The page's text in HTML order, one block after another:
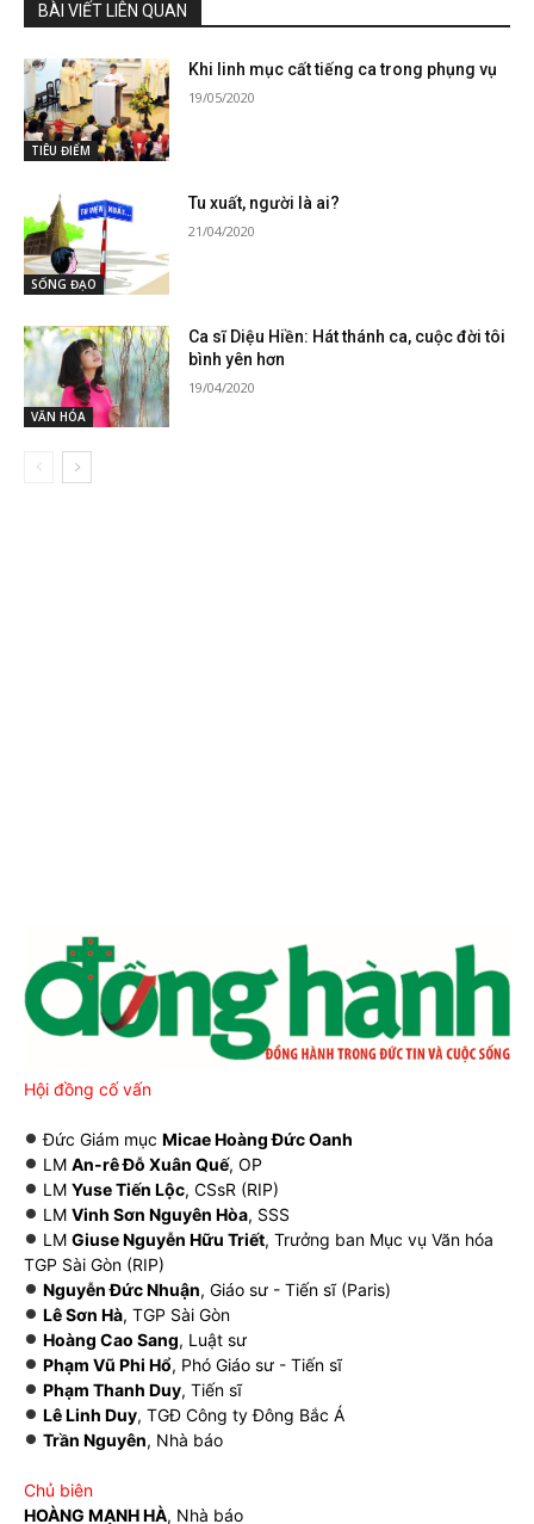
BÀI VIẾT LIÊN QUAN
TIÊU ĐIỂM
Khi linh mục cất tiếng ca trong phụng vụ
19/05/2020
SỐNG ĐẠO
Tu xuất, người là ai?
21/04/2020
VĂN HÓA
Ca sĩ Diệu Hiền: Hát thánh ca, cuộc đời tôi
bình yên hơn
19/04/2020
Hội đồng cố vấn
Đức Giám mục Micae Hoàng Đức Oanh
LM An-rê Đỗ Xuân Quế, OP
LM Yuse Tiến Lộc, CSsR (RIP)
LM Vinh Sơn Nguyên Hòa, SSS
LM Giuse Nguyễn Hữu Triết, Trưởng ban Mục vụ Văn hóa
TGP Sài Gòn (RIP)
Nguyễn Đức Nhuận, Giáo sư - Tiến sĩ (Paris)
Lê Sơn Hà, TGP Sài Gòn
Hoàng Cao Sang, Luật sư
Phạm Vũ Phi Hổ, Phó Giáo sư - Tiến sĩ
Phạm Thanh Duy, Tiến sĩ
Lê Linh Duy, TGĐ Công ty Đông Bắc Á
Trần Nguyên, Nhà báo
Chủ biên
HOÀNG MẠNH HÀ, Nhà báo